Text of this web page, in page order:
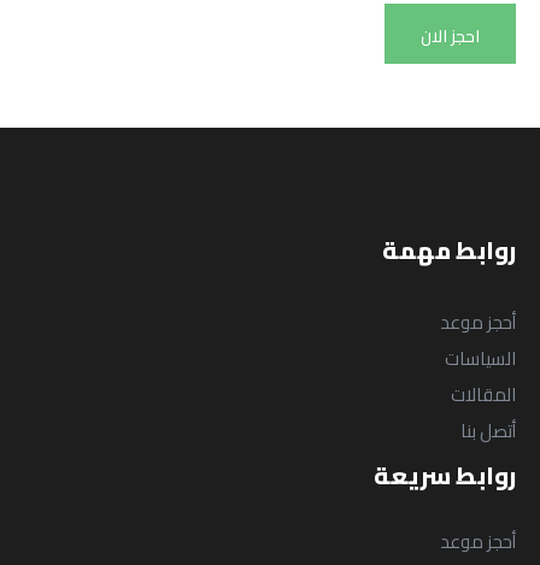
Programs
English
احجز الان
روابط سريعة
أحجز موعد
روابط مهمة
أحجز موعد
السياسات
المقالات
أتصل بنا